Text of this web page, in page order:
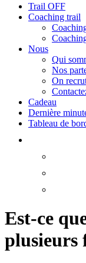
Trail OFF
Coaching trail
Nous
Qui
Nos
On
Cadeau
Dernière
Tableau de
Est-ce
plusieurs